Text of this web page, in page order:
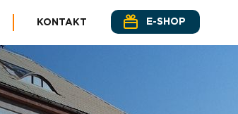
KONTAKT E-SHOP